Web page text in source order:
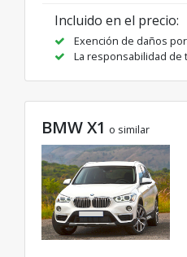
Incluido en el precio:
Exención de daños
La responsabilidad de
BMW X1 o similar